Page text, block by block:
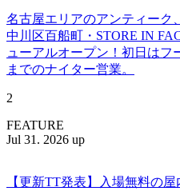
名古屋エリアのアンティーク
中川区百船町・STORE IN
ューアルオープン！初日はフ
までのナイター営業。
2
FEATURE
Jul 31. 2026 up
【更新TT発表】入場無料の屋